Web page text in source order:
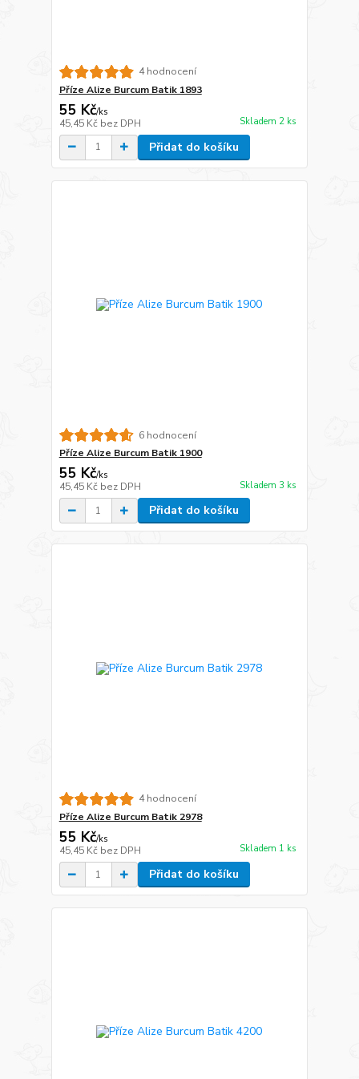
4 hodnocení
Příze Alize Burcum Batik 1893
55 Kč/ks
45,45 Kč bez DPH Skladem 2 ks
Přidat do košíku
6 hodnocení
Příze Alize Burcum Batik 1900
55 Kč/ks
45,45 Kč bez DPH Skladem 3 ks
Přidat do košíku
4 hodnocení
Příze Alize Burcum Batik 2978
55 Kč/ks
45,45 Kč bez DPH Skladem 1 ks
Přidat do košíku